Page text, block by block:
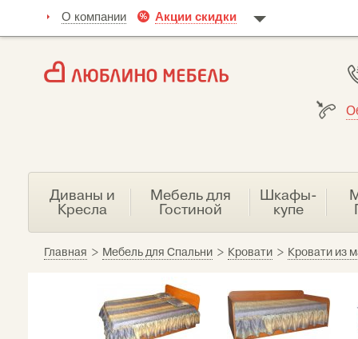
О компании Акции скидки
Диваны и
Кресла
Мебель для
Гостиной
Шкафы-
купе
Главная > Мебель для Спальни > Кровати > Кровати из